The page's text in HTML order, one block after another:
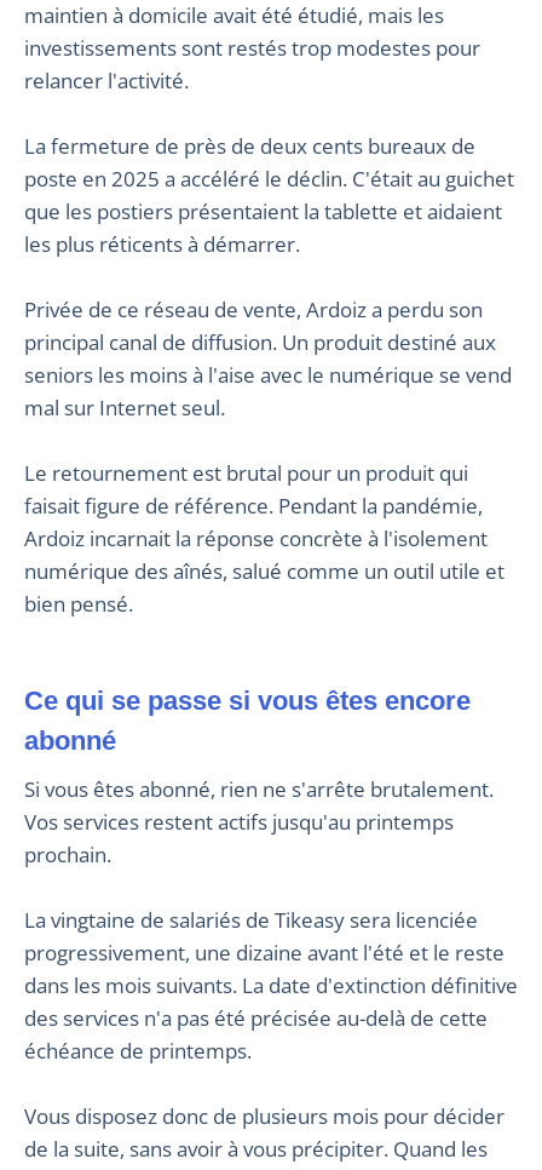
maintien à domicile avait été étudié, mais les
investissements sont restés trop modestes pour
relancer l'activité.
La fermeture de près de deux cents bureaux de
poste en 2025 a accéléré le déclin. C'était au guichet
que les postiers présentaient la tablette et aidaient
les plus réticents à démarrer.
Privée de ce réseau de vente, Ardoiz a perdu son
principal canal de diffusion. Un produit destiné aux
seniors les moins à l'aise avec le numérique se vend
mal sur Internet seul.
Le retournement est brutal pour un produit qui
faisait figure de référence. Pendant la pandémie,
Ardoiz incarnait la réponse concrète à l'isolement
numérique des aînés, salué comme un outil utile et
bien pensé.
Ce qui se passe si vous êtes encore
abonné
Si vous êtes abonné, rien ne s'arrête brutalement.
Vos services restent actifs jusqu'au printemps
prochain.
La vingtaine de salariés de Tikeasy sera licenciée
progressivement, une dizaine avant l'été et le reste
dans les mois suivants. La date d'extinction définitive
des services n'a pas été précisée au-delà de cette
échéance de printemps.
Vous disposez donc de plusieurs mois pour décider
de la suite, sans avoir à vous précipiter. Quand les